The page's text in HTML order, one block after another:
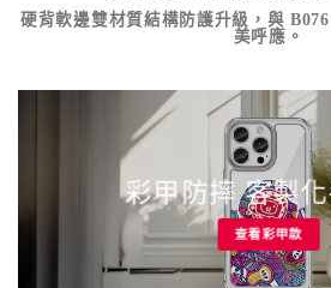
硬背軟邊雙材質結構防護升級，與
美呼應。
彩甲防摔 客製
查看彩甲款